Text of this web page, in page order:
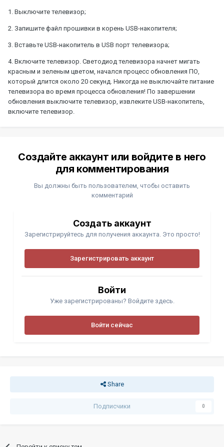
1. Выключите телевизор;
2. Запишите файл прошивки в корень USB-накопителя;
3. Вставьте USB-накопитель в USB порт телевизора;
4. Включите телевизор. Светодиод телевизора начнет мигать
красным и зеленым цветом, начался процесс обновления ПО,
который длится около 20 секунд. Никогда не выключайте питание
телевизора во время процесса обновления! По завершении
обновления выключите телевизор, извлеките USB-накопитель,
включите телевизор.
Создайте аккаунт или войдите в него
для комментирования
Вы должны быть пользователем, чтобы оставить
комментарий
Создать аккаунт
Зарегистрируйтесь для получения аккаунта. Это просто!
Зарегистрировать аккаунт
Войти
Уже зарегистрированы? Войдите здесь.
Войти сейчас
Share
Подписчики 0